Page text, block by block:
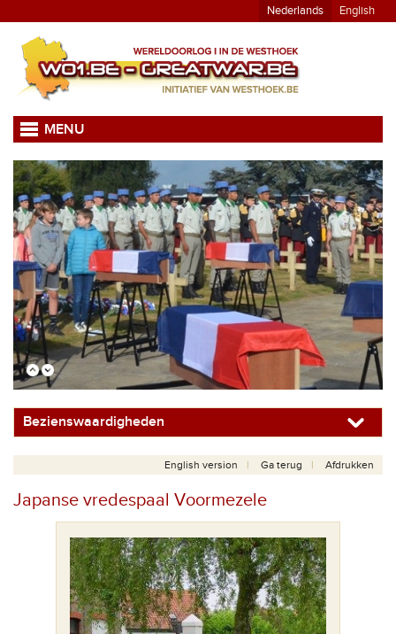
Nederlands English
MENU
Bezienswaardigheden
English version Ga terug Afdrukken
Japanse vredespaal Voormezele